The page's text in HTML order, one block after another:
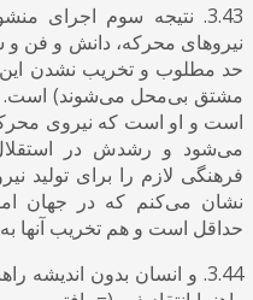
3.43. نتیجه سوم اجرای
نیروهای محرکه، دانش و فن و
حد مطلوب و تخریب نشدن این
مشتق بی‌محل می‌شوند) است.
است و او است که نیروی
می‌شود و رشدش در
فرهنگی لازم را برای تولید
نشان می‌کنم که در جهان
حداقل است و هم تخریب آنها
3.44. و انسان بدون اندیشه